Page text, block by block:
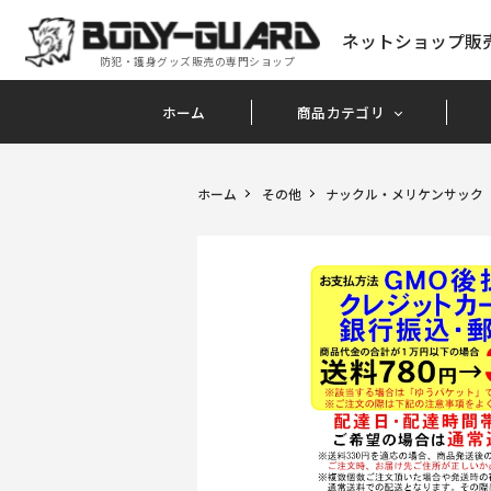
防犯・護身グッズ販売の専門ショップ
ネットショップ販
ホーム 商品カテゴリ
ホーム その他 ナックル・メリケンサック